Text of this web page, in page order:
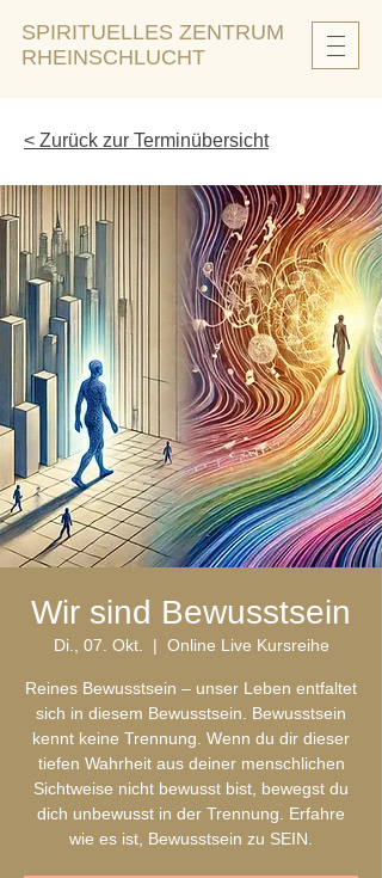
SPIRITUELLES ZENTRUM
RHEINSCHLUCHT
< Zurück zur Terminübersicht
Wir sind Bewusstsein
Di., 07. Okt.
  |
Online Live Kursreihe
Reines Bewusstsein – unser Leben entfaltet
sich in diesem Bewusstsein. Bewusstsein
kennt keine Trennung. Wenn du dir dieser
tiefen Wahrheit aus deiner menschlichen
Sichtweise nicht bewusst bist, bewegst du
dich unbewusst in der Trennung. Erfahre
wie es ist, Bewusstsein zu SEIN.